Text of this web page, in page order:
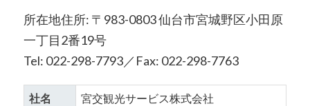
所在地住所: 〒983-0803 仙台市宮城野区小田原
一丁目2番19号
Tel: 022-298-7793／Fax: 022-298-7763
社名 宮交観光サービス株式会社